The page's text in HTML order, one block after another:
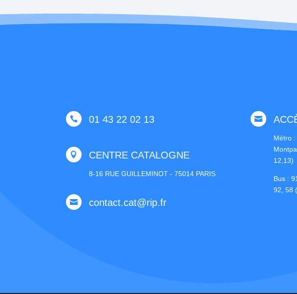
 01 43 22 02 13
 CENTRE CATALOGNE
8-16 RUE GUILLEMINOT - 75014 PARIS
 contact.cat@rip.fr

Métro
12,13)
Bus :
92, 58